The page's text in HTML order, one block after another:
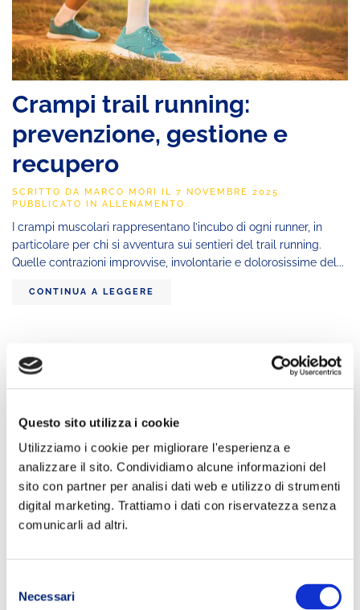
Questo sito utilizza i cookie
Utilizziamo i cookie per migliorare l'esperienza e
analizzare il sito. Condividiamo alcune informazioni del
sito con partner per analisi dati web e utilizzo di strumenti
digital marketing. Trattiamo i dati con riservatezza senza
comunicarli ad altri.
delNecessari
Crampi trail running:
prevenzione, gestione e
recupero
SCRITTO DA MARCO MORI IL 7 NOVEMBRE 2025.
PUBBLICATO IN ALLENAMENTO.
I crampi muscolari rappresentano l’incubo di ogni runner, in
particolare per chi si avventura sui sentieri del trail running.
Quelle contrazioni improvvise, involontarie e dolorosissime del...
CONTINUA A LEGGERE